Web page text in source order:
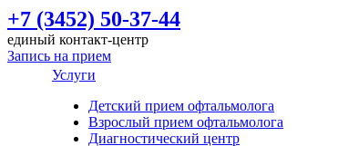
+7 (3452) 50-37-44
единый контакт-центр
Запись на прием
Услуги
Детский прием офтальмолога
Взрослый прием офтальмолога
Диагностический центр